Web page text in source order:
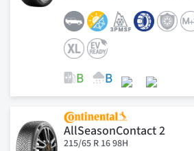
AllSeasonContact 2
215/65 R 16 98H